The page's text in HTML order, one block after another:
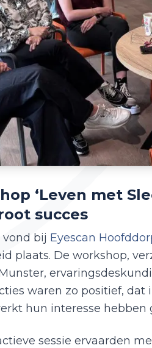
‘Leven met
succes
bij Eyescan
plaats. De workshop,
waren zo positief,
hun interesse hebben
sessie ervaarden